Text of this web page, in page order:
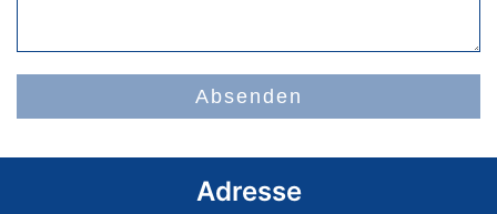
Absenden
Adresse